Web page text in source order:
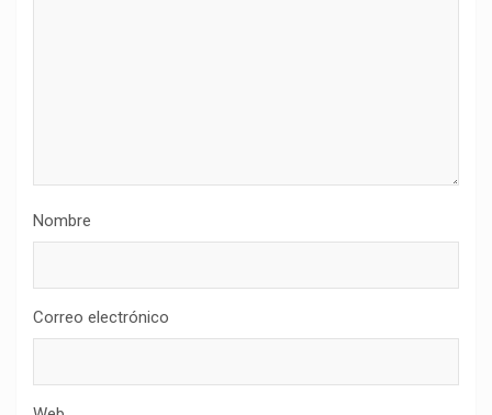
Nombre
Correo electrónico